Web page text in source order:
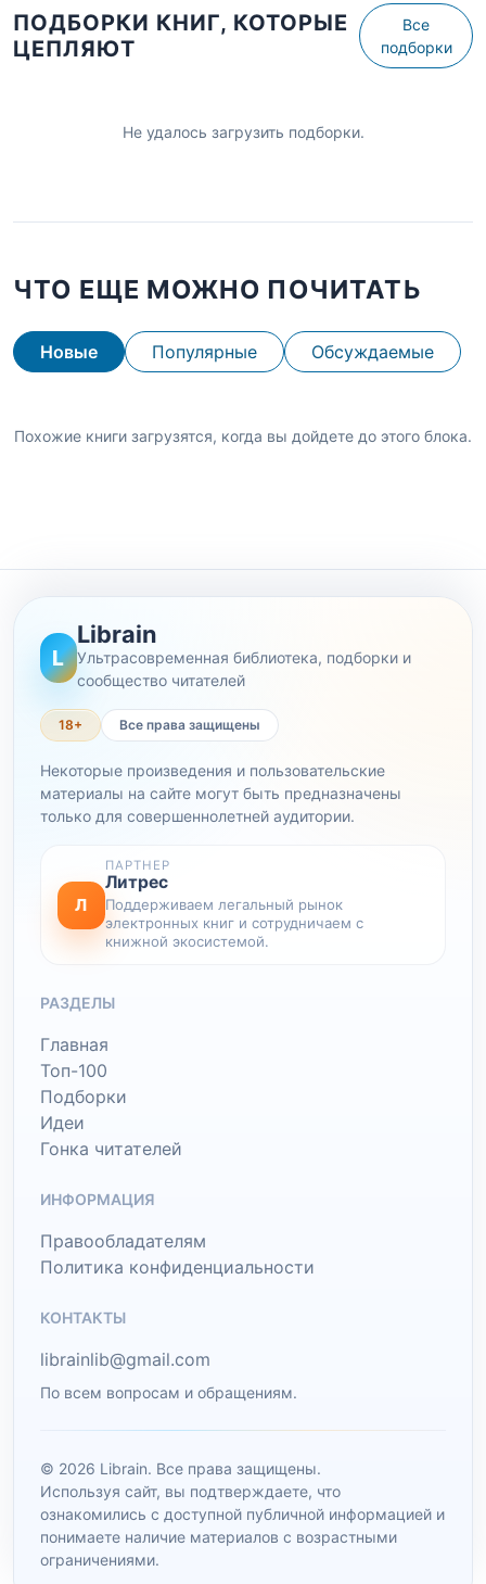
ПОДБОРКИ КНИГ, КОТОРЫЕ
ЦЕПЛЯЮТ
Все
подборки
Не удалось загрузить подборки.
ЧТО ЕЩЕ МОЖНО ПОЧИТАТЬ
Новые Популярные Обсуждаемые
Похожие книги загрузятся, когда вы дойдете до этого блока.
L
Librain
Ультрасовременная библиотека, подборки и
сообщество читателей
18+ Все права защищены
Некоторые произведения и пользовательские
материалы на сайте могут быть предназначены
только для совершеннолетней аудитории.
Л
ПАРТНЕР
Литрес
Поддерживаем легальный рынок
электронных книг и сотрудничаем с
книжной экосистемой.
РАЗДЕЛЫ
Главная
Топ-100
Подборки
Идеи
Гонка читателей
ИНФОРМАЦИЯ
Правообладателям
Политика конфиденциальности
КОНТАКТЫ
librainlib@gmail.com
По всем вопросам и обращениям.
© 2026 Librain. Все права защищены.
Используя сайт, вы подтверждаете, что
ознакомились с доступной публичной информацией и
понимаете наличие материалов с возрастными
ограничениями.